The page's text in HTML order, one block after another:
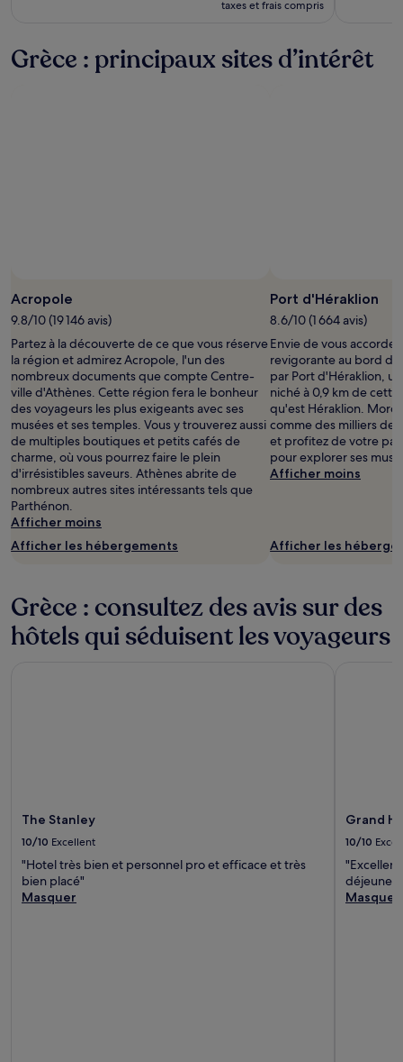
de CHF 1'890
de
plus
d’informations
taxes et frais compris
Grèce : principaux sites d’intérêt
Acropole
9.8/10 (19 146 avis)
Partez à la découverte de ce que vous réserve
la région et admirez Acropole, l'un des
nombreux documents que compte Centre-
ville d'Athènes. Cette région fera le bonheur
des voyageurs les plus exigeants avec ses
musées et ses temples. Vous y trouverez aussi
de multiples boutiques et petits cafés de
charme, où vous pourrez faire le plein
d'irrésistibles saveurs. Athènes abrite de
nombreux autres sites intéressants tels que
Parthénon.
Afficher moins
Afficher les hébergements
Port d'Héraklion
8.6/10 (1 664 avis)
Envie de vous
revigorante au bord de
par Port d'Héraklion,
niché à 0,9 km de
qu'est Héraklion.
comme des milliers de
et profitez de votre
pour explorer ses
Afficher moins
Afficher les
Grèce : consultez des avis sur des
hôtels qui séduisent les voyageurs
The Stanley
10/10 Excellent
"Hotel très bien et personnel pro et efficace et très
bien placé"
Masquer
Grand
10/10
déjeuner
Masquer